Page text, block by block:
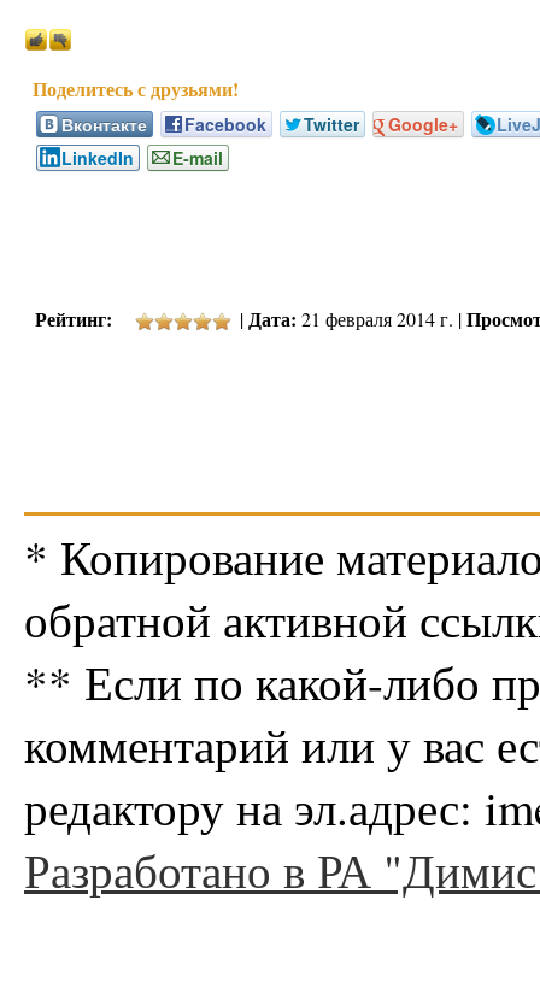
Вконтакте Facebook Twitter Google+
LinkedIn
E-mail
Рейтинг: |Дата: 21 февраля 2014 г. |
* Копирование
обратной активной
** Если по какой-либо
комментарий или у вас
редактору на эл.адрес:
Разработано в РА